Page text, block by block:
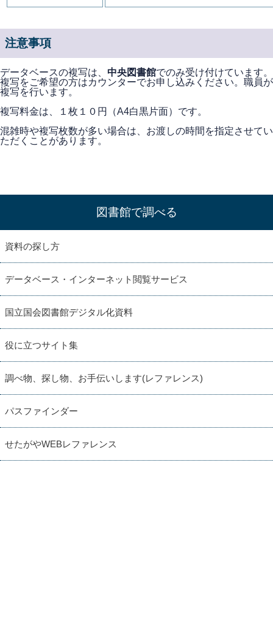
注意事項
データベースの複写は、 中央図書館でのみ受け付けています。
複写をご希望の方はカウンターでお申し込みください。職員が
複写を行います。
複写料金は、１枚１０円（A4白黒片面）です。
混雑時や複写枚数が多い場合は、お渡しの時間を指定させてい
ただくことがあります。
図書館で調べる
資料の探し方
データベース・インターネット閲覧サービス
国立国会図書館デジタル化資料
役に立つサイト集
調べ物、探し物、お手伝いします(レファレンス)
パスファインダー
せたがやWEBレファレンス